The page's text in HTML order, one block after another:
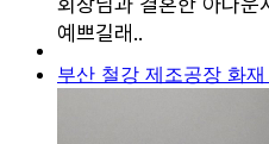
부산 철강 제조공장 화